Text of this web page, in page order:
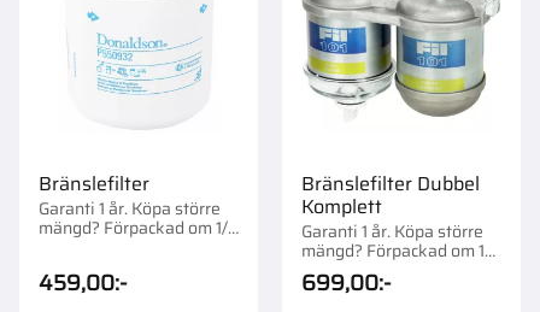
Bränslefilter
Garanti 1 år. Köpa större
mängd? Förpackad om 1/6
459,00:-
Bränslefilter Dubbel
Komplett
Garanti 1 år. Köpa större
mängd? Förpackad om 1
st.
699,00:-